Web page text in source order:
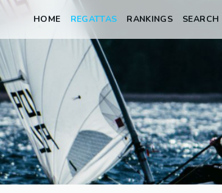
HOME REGATTAS RANKINGS SEARCH